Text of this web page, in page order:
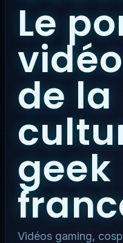
Le
vidéo
de la
geek
Vidéos gaming,